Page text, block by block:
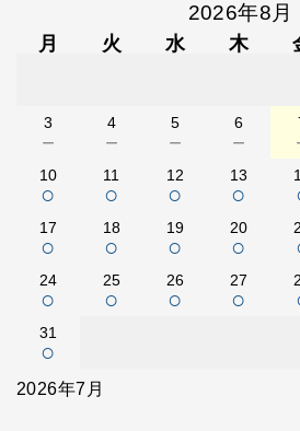
2026年8月
月 火 水 木
3
－
4
－
5
－
6
－
10
○
11
○
12
○
13
○
17
○
18
○
19
○
20
○
24
○
25
○
26
○
27
○
31
○
2026年7月